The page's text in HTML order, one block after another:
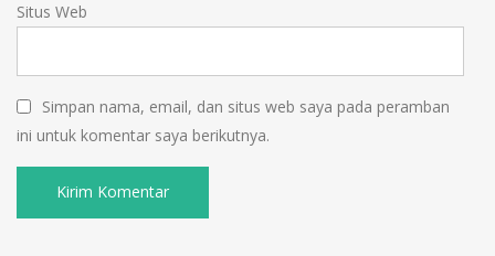
Situs Web
Simpan nama, email, dan situs web saya pada peramban
ini untuk komentar saya berikutnya.